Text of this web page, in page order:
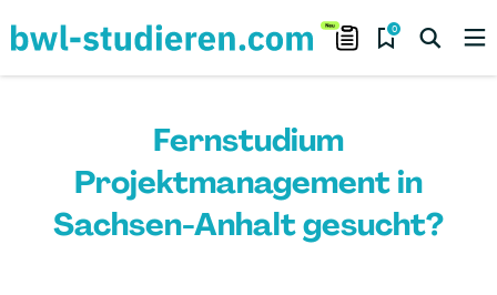
0
Fernstudium
Projektmanagement in
Sachsen-Anhalt gesucht?